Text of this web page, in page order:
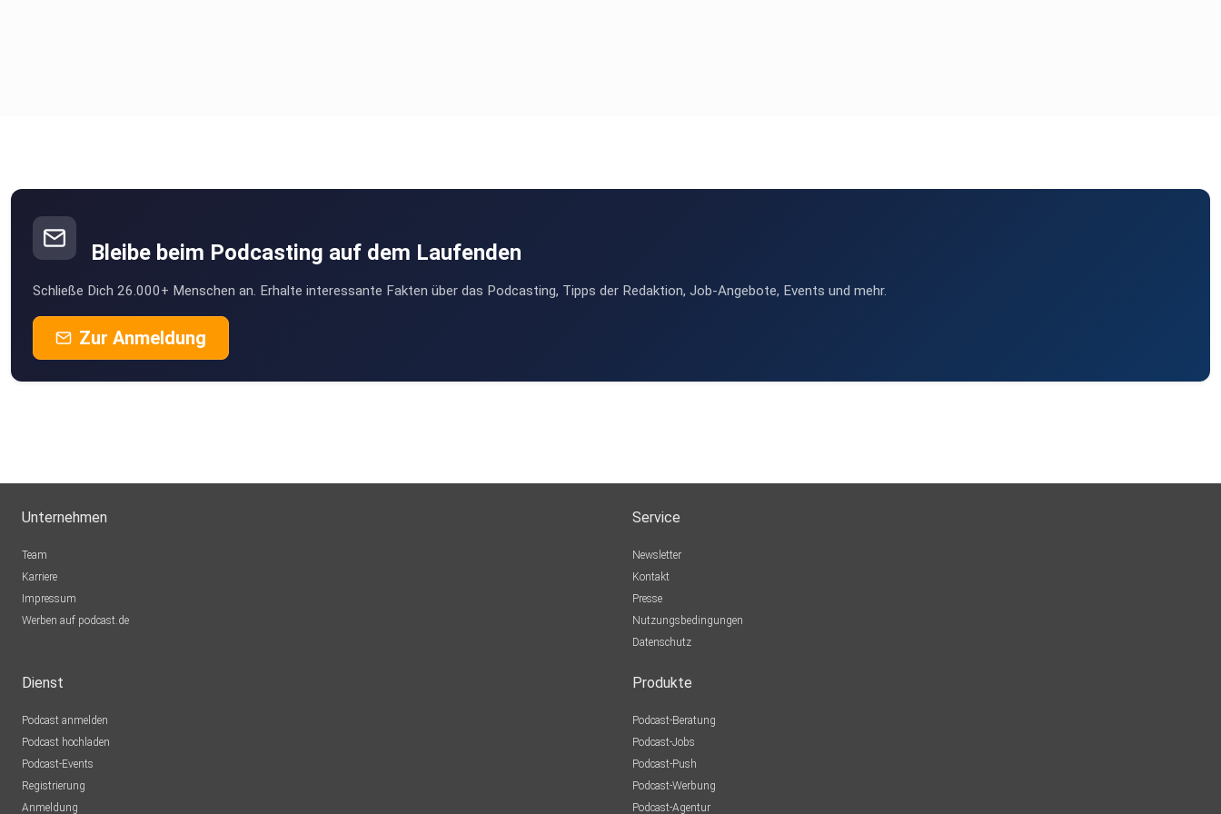
Bleibe beim Podcasting auf dem Laufenden
Schließe Dich 26.000+ Menschen an. Erhalte interessante Fakten über das Podcasting, Tipps der Redaktion, Job-Angebote, Events und mehr.
Zur Anmeldung
Unternehmen
Team
Karriere
Impressum
Werben auf podcast.de
Service
Newsletter
Kontakt
Presse
Nutzungsbedingungen
Datenschutz
Dienst
Podcast anmelden
Podcast hochladen
Podcast-Events
Registrierung
Anmeldung
Produkte
Podcast-Beratung
Podcast-Jobs
Podcast-Push
Podcast-Werbung
Podcast-Agentur